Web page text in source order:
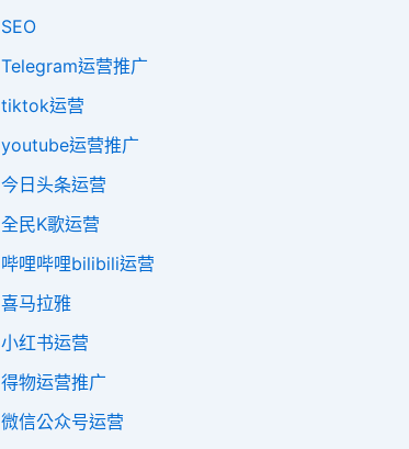
SEO
Telegram运营推广
tiktok运营
youtube运营推广
今日头条运营
全民K歌运营
哔哩哔哩bilibili运营
喜马拉雅
小红书运营
得物运营推广
微信公众号运营